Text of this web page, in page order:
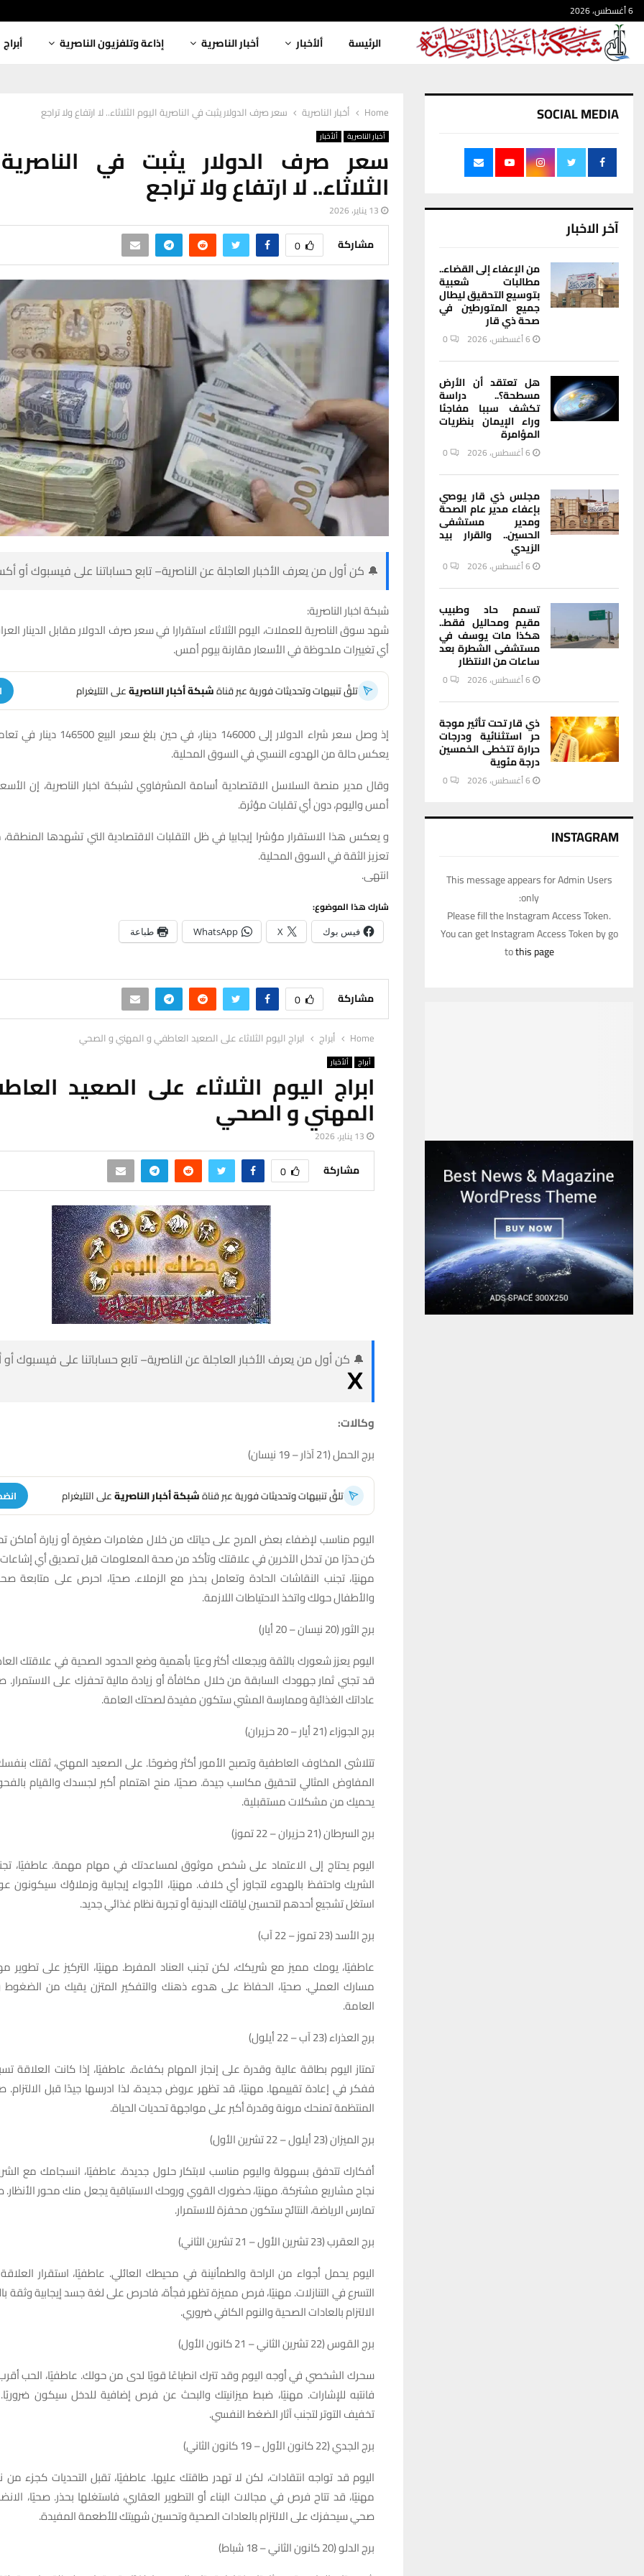
6 أغسطس، 2026
الرئيسة ألأخبار أخبار الناصرية إذاعة وتلفزيون الناصرية أبراج
Home أخبار الناصرية سعر صرف الدولار يثبت في الناصرية اليوم الثلاثاء.. لا ارتفاع ولا تراجع
أخبار الناصرية ألأخبار
سعر صرف الدولار يثبت في
الثلاثاء.. لا ارتفاع ولا تراجع
13 يناير، 2026
مشاركة 0
🔔 كن أول من يعرف الأخبار العاجلة عن الناصرية– تابع حساباتنا على فيسبوك أو
شبكة اخبار الناصرية:
شهد سوق الناصرية للعملات، اليوم الثلاثاء استقرارا في سعر صرف الدولار مقابل الدينار
أي تغييرات ملحوظة في الأسعار مقارنة بيوم أمس.
تلقَّ تنبيهات وتحديثات فورية عبر قناةشبكة أخبار الناصريةعلى التليغرام
إذ وصل سعر شراء الدولار إلى 146000
يعكس حالة من الهدوء النسبي في السوق المحلية.
وقال مدير منصة السلاسل الاقتصادية أسامة المشرفاوي لشبكة اخبار الناصرية، إن
أمس واليوم، دون أي تقلبات مؤثرة.
و يعكس هذا الاستقرار مؤشرا إيجابيا في ظل التقلبات الاقتصادية التي تشهدها
تعزيز الثقة في السوق المحلية.
انتهى.
شارك هذا الموضوع:
فيس بوك X
WhatsApp طباعة
مشاركة 0
Home أبراج ابراج اليوم الثلاثاء على الصعيد العاطفي و المهني و الصحي
أبراج ألأخبار
ابراج اليوم الثلاثاء على الصعيد
المهني و الصحي
13 يناير، 2026
مشاركة 0
🔔 كن أول من يعرف الأخبار العاجلة عن الناصرية– تابع حساباتنا على فيسبوك
وكالات:
برج الحمل (21 آذار – 19 نيسان)
تلقَّ تنبيهات وتحديثات فورية عبر قناةشبكة أخبار الناصريةعلى التليغرام
اليوم مناسب لإضفاء بعض المرح على حياتك من خلال مغامرات صغيرة أو زيارة أماكن
كن حذرًا من تدخل الآخرين في علاقتك وتأكد من صحة المعلومات قبل تصديق أي
مهنيًا، تجنب النقاشات الحادة وتعامل بحذر مع الزملاء. صحيًا، احرص على متابعة
والأطفال حولك واتخذ الاحتياطات اللازمة.
برج الثور (20 نيسان – 20 أيار)
اليوم يعزز شعورك بالثقة ويجعلك أكثر وعيًا بأهمية وضع الحدود الصحية في علاقتك
قد تجني ثمار جهودك السابقة من خلال مكافأة أو زيادة مالية تحفزك على الاستمرار.
عاداتك الغذائية وممارسة المشي ستكون مفيدة لصحتك العامة.
برج الجوزاء (21 أيار – 20 حزيران)
تتلاشى المخاوف العاطفية وتصبح الأمور أكثر وضوحًا. على الصعيد المهني، ثقتك
المفاوض المثالي لتحقيق مكاسب جيدة. صحيًا، منح اهتمام أكبر لجسدك والقيام
يحميك من مشكلات مستقبلية.
برج السرطان (21 حزيران – 22 تموز)
اليوم يحتاج إلى الاعتماد على شخص موثوق لمساعدتك في مهام مهمة. عاطفيًا،
الشريك واحتفظ بالهدوء لتجاوز أي خلاف. مهنيًا، الأجواء إيجابية وزملاؤك سيكونون
استغل تشجيع أحدهم لتحسين لياقتك البدنية أو تجربة نظام غذائي جديد.
برج الأسد (23 تموز – 22 آب)
عاطفيًا، يومك مميز مع شريكك، لكن تجنب العناد المفرط. مهنيًا، التركيز على تطوير
مسارك العملي. صحيًا، الحفاظ على هدوء ذهنك والتفكير المتزن يقيك من
العامة.
برج العذراء (23 آب – 22 أيلول)
تمتاز اليوم بطاقة عالية وقدرة على إنجاز المهام بكفاءة. عاطفيًا، إذا كانت العلاقة
ففكر في إعادة تقييمها. مهنيًا، قد تظهر عروض جديدة، لذا ادرسها جيدًا قبل الالتزام.
المنتظمة تمنحك مرونة وقدرة أكبر على مواجهة تحديات الحياة.
برج الميزان (23 أيلول – 22 تشرين الأول)
أفكارك تتدفق بسهولة واليوم مناسب لابتكار حلول جديدة. عاطفيًا، انسجامك مع
نجاح مشاريع مشتركة. مهنيًا، حضورك القوي وروحك الاستباقية يجعل منك محور الأنظار.
تمارس الرياضة، النتائج ستكون محفزة للاستمرار.
برج العقرب (23 تشرين الأول – 21 تشرين الثاني)
اليوم يحمل أجواء من الراحة والطمأنينة في محيطك العائلي. عاطفيًا، استقرار
التسرع في التنازلات. مهنيًا، فرص مميزة تظهر فجأة، فاحرص على لغة جسد إيجابية وثقة
الالتزام بالعادات الصحية والنوم الكافي ضروري.
برج القوس (22 تشرين الثاني – 21 كانون الأول)
سحرك الشخصي في أوجه اليوم وقد تترك انطباعًا قويًا لدى من حولك. عاطفيًا، الحب
فانتبه للإشارات. مهنيًا، ضبط ميزانيتك والبحث عن فرص إضافية للدخل سيكون
تخفيف التوتر لتجنب آثار الضغط النفسي.
برج الجدي (22 كانون الأول – 19 كانون الثاني)
اليوم قد تواجه انتقادات، لكن لا تهدر طاقتك عليها. عاطفيًا، تقبل التحديات كجزء من
مهنيًا، قد تتاح فرص في مجالات البناء أو التطوير العقاري، فاستغلها بحذر. صحيًا،
صحي سيحفزك على الالتزام بالعادات الصحية وتحسين شهيتك للأطعمة المفيدة.
برج الدلو (20 كانون الثاني – 18 شباط)
SOCIAL MEDIA
آخر الاخبار
من الإعفاء إلى القضاء..
مطالبات شعبية
بتوسيع التحقيق ليطال
جميع المتورطين في
صحة ذي قار
6 أغسطس، 2026 0
هل تعتقد أن الأرض
مسطحة؟.. دراسة
تكشف سببا مفاجئا
وراء الإيمان بنظريات
المؤامرة
6 أغسطس، 2026 0
مجلس ذي قار يوصي
بإعفاء مدير عام الصحة
ومدير مستشفى
الحسين.. والقرار بيد
الزيدي
6 أغسطس، 2026 0
تسمم حاد وطبيب
مقيم ومحاليل فقط..
هكذا مات يوسف في
مستشفى الشطرة بعد
ساعات من الانتظار
6 أغسطس، 2026 0
ذي قار تحت تأثير موجة
حر استثنائية ودرجات
حرارة تتخطى الخمسين
درجة مئوية
6 أغسطس، 2026 0
INSTAGRAM
This message appears for Admin Users
only:
Please fill the Instagram Access Token.
You can get Instagram Access Token by go
tothis page